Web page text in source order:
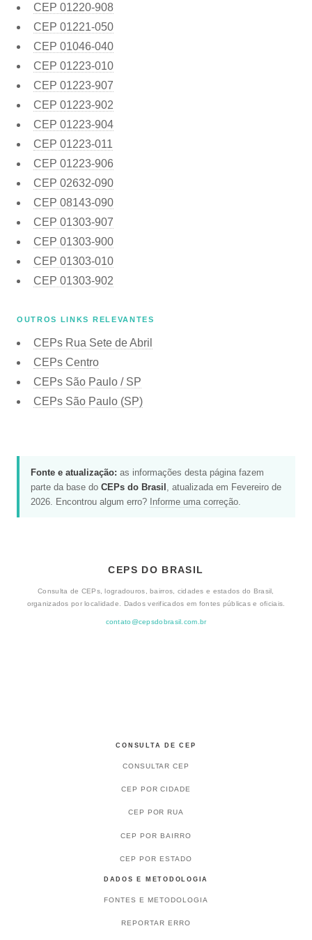
CEP 01220-908
CEP 01221-050
CEP 01046-040
CEP 01223-010
CEP 01223-907
CEP 01223-902
CEP 01223-904
CEP 01223-011
CEP 01223-906
CEP 02632-090
CEP 08143-090
CEP 01303-907
CEP 01303-900
CEP 01303-010
CEP 01303-902
OUTROS LINKS RELEVANTES
CEPs Rua Sete de Abril
CEPs Centro
CEPs São Paulo / SP
CEPs São Paulo (SP)
Fonte e atualização: as informações desta página fazem
parte da base do CEPs do Brasil , atualizada em Fevereiro de
2026. Encontrou algum erro? Informe uma correção
CEPS DO BRASIL
Consulta de CEPs, logradouros, bairros, cidades e estados do Brasil,
organizados por localidade. Dados verificados em fontes públicas e oficiais.
contato@cepsdobrasil.com.br
CONSULTA DE CEP
CONSULTAR CEP
CEP POR CIDADE
CEP POR RUA
CEP POR BAIRRO
CEP POR ESTADO
DADOS E METODOLOGIA
FONTES E METODOLOGIA
REPORTAR ERRO